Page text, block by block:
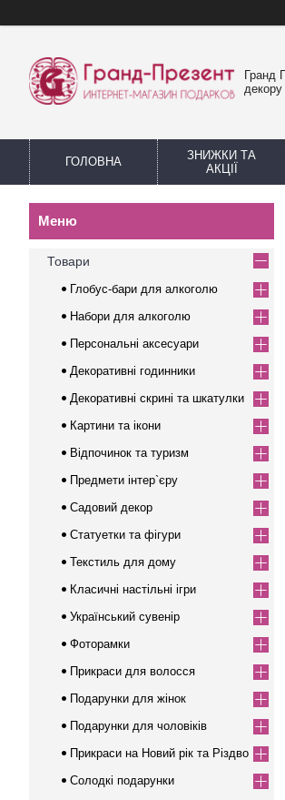
Гранд
декору
ГОЛОВНА
ЗНИЖКИ ТА
АКЦІЇ
Товари
Глобус-бари для алкоголю
Набори для алкоголю
Персональні аксесуари
Декоративні годинники
Декоративні скрині та шкатулки
Картини та ікони
Відпочинок та туризм
Предмети інтер`єру
Садовий декор
Статуетки та фігури
Текстиль для дому
Класичні настільні ігри
Український сувенір
Фоторамки
Прикраси для волосся
Подарунки для жінок
Подарунки для чоловіків
Прикраси на Новий рік та Різдво
Солодкі подарунки